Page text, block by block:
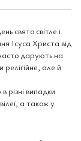
свято світле і
Ісуса Христа від
дарують на
релігійне, але й
випадки
а також у